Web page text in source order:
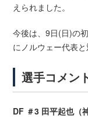
えられました。
今後は、9日(日)の
にノルウェー代表と
選手コメン
DF ＃3 田平起也（